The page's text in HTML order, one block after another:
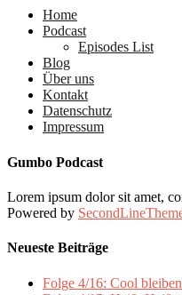
Home
Podcast
Episodes List
Blog
Über uns
Kontakt
Datenschutz
Impressum
Gumbo Podcast
Lorem ipsum dolor sit amet,
Powered by
Neueste Beiträge
Folge 4/16: Cool